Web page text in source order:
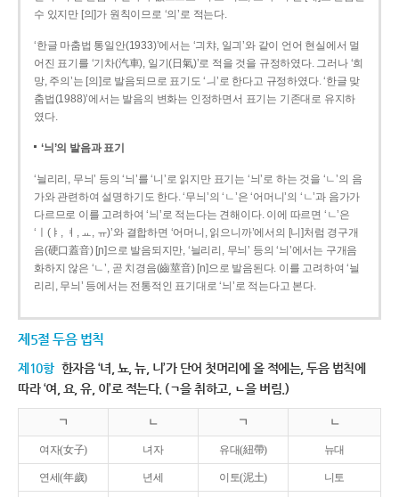
수 있지만 [의]가 원칙이므로 ‘의’로 적는다.
‘한글 마춤법 통일안(1933)’에서는 ‘긔챠, 일긔’와 같이 언어 현실에서 멀
어진 표기를 ‘기차(汽車), 일기(日氣)’로 적을 것을 규정하였다. 그러나 ‘희
망, 주의’는 [의]로 발음되므로 표기도 ‘ㅢ’로 한다고 규정하였다. ‘한글 맞
춤법(1988)’에서는 발음의 변화는 인정하면서 표기는 기존대로 유지하
였다.
‘늬’의 발음과 표기
‘늴리리, 무늬’ 등의 ‘늬’를 ‘니’로 읽지만 표기는 ‘늬’로 하는 것을 ‘ㄴ’의 음
가와 관련하여 설명하기도 한다. ‘무늬’의 ‘ㄴ’은 ‘어머니’의 ‘ㄴ’과 음가가
다르므로 이를 고려하여 ‘늬’로 적는다는 견해이다. 이에 따르면 ‘ㄴ’은
‘ㅣ(ㅑ, ㅕ, ㅛ, ㅠ)’와 결합하면 ‘어머니, 읽으니까’에서의 [니]처럼 경구개
음(硬口蓋音) [ɲ]으로 발음되지만, ‘늴리리, 무늬’ 등의 ‘늬’에서는 구개음
화하지 않은 ‘ㄴ’, 곧 치경음(齒莖音) [n]으로 발음된다. 이를 고려하여 ‘늴
리리, 무늬’ 등에서는 전통적인 표기대로 ‘늬’로 적는다고 본다.
제5절 두음 법칙
제10항 한자음 ‘녀, 뇨, 뉴, 니’가 단어 첫머리에 올 적에는, 두음 법칙에
따라 ‘여, 요, 유, 이’로 적는다. (ㄱ을 취하고, ㄴ을 버림.)
ㄱ ㄴ ㄱ ㄴ
여자(女子) 녀자 유대(紐帶) 뉴대
연세(年歲) 년세 이토(泥土) 니토